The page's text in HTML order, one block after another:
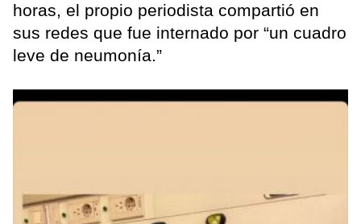
horas, el propio periodista compartió en
sus redes que fue internado por “un cuadro
leve de neumonía.”